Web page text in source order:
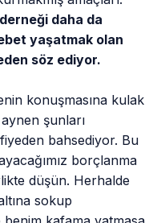
daha da
yaşatmak olan
söz ediyor.
konuşmasına kulak
şunları
bahsediyor. Bu
borçlanma
düşün. Herhalde
sokup